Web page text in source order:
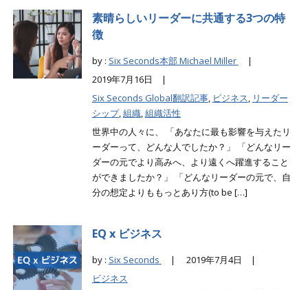
素晴らしいリーダーに共通する3つの特
徴
by : Six Seconds本部 Michael Miller
|
2019年7月16日 |
Six Seconds Global翻訳記事, ビジネス
リーダー
シップ, 組織 組織活性
世界中の人々に、 「あなたに最も影響を与えたリ
ーダーって、どんな人でしたか？」 「どんなリー
ダーの元でより高みへ、より遠くへ躍進すること
ができましたか？」 「どんなリーダーの元で、自
分の想定よりももっとあり方(to be […]
EQ x ビジネス
by : Six Seconds |
2019年7月4日 |
ビジネス